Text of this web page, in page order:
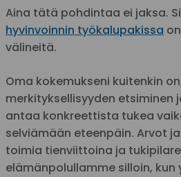
Aina tätä pohdintaa ei jaksa.
hyvinvoinnin työkalupakissa
välineitä.
Oma kokemukseni kuitenkin
merkityksellisyyden etsiminen
antaa konkreettista tukea
selviämään eteenpäin. Arvot
toimia tienviittoina ja
elämänpolullamme silloin, kun